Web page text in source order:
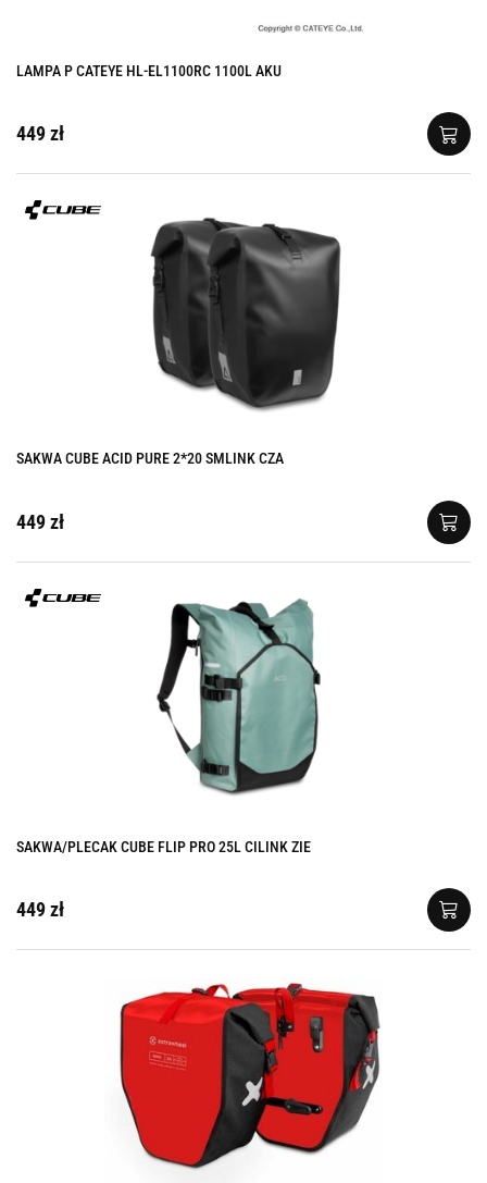
LAMPA P CATEYE HL-EL1100RC 1100L AKU
449 zł
SAKWA CUBE ACID PURE 2*20 SMLINK CZA
449 zł
SAKWA/PLECAK CUBE FLIP PRO 25L CILINK ZIE
449 zł